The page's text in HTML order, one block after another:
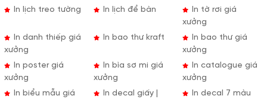
In lịch treo tường In lịch để bàn
In tờ rơi giá
xưởng
In danh thiếp giá
xưởng
In bao thư kraft
In bao thư giá
xưởng
In poster giá
xưởng
In bìa sơ mi giá
xưởng
In catalogue giá
xưởng
In biểu mẫu giá
In decal giấy |
In decal 7 màu